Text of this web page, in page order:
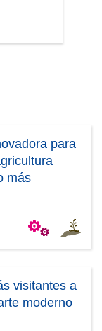
para
más
visitantes a
moderno